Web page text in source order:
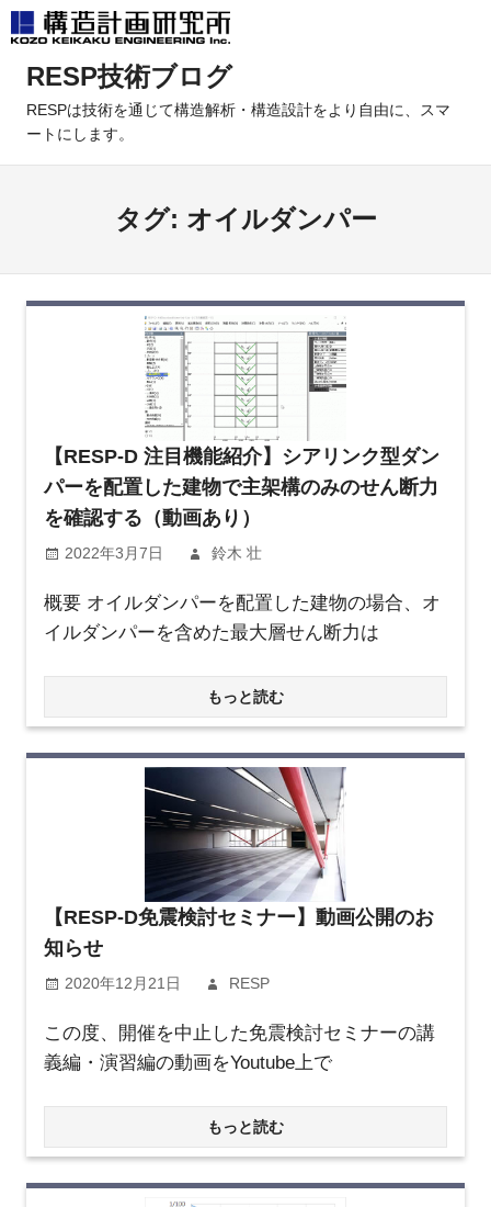
ツ
ッ
RESP技術ブログ
RESPは技術を通じて構造解析・構造設計をより自由に、スマ
ートにします。
タグ: オイルダンパー
【RESP-D 注目機能紹介】シアリンク型ダン
パーを配置した建物で主架構のみのせん断力
を確認する（動画あり）
2022年3月7日 鈴木 壮
概要 オイルダンパーを配置した建物の場合、オ
イルダンパーを含めた最大層せん断力は
もっと読む
【RESP-D免震検討セミナー】動画公開のお
知らせ
2020年12月21日 RESP
この度、開催を中止した免震検討セミナーの講
義編・演習編の動画をYoutube上で
もっと読む